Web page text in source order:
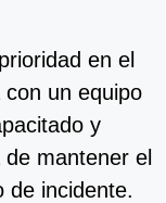
en el
un equipo
y
mantener el
de incidente.